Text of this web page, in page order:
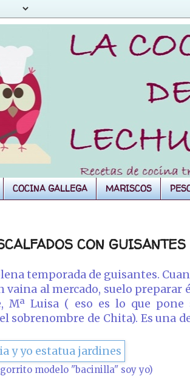
COCINA GALLEGA MARISCOS
CON
temporada de guisantes.
vaina al mercado, suelo preparar
Mª Luisa ( eso es lo que pone
sobrenombre de Chita). Es una
modelo "bacinilla" soy yo)